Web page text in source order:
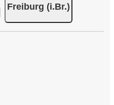
Freiburg (i.Br.)